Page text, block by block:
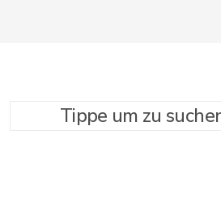
Tippe um zu suchen